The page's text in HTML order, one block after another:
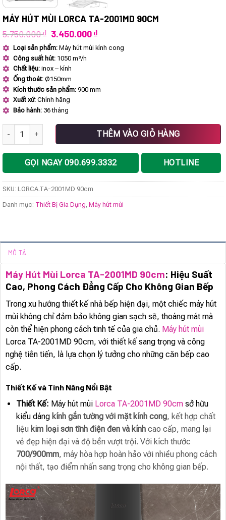
MÁY HÚT MÙI LORCA TA-2001MD 90CM
5.750.000₫ Giá
gốc
là:
5.750.000 ₫.
3.450.000₫Giá
hiện
tại
Loại sản phẩm: Máy hút mùi kính cong
Công suất hút: 1050 m³/h
Chất liệu: inox – kính
Ống thoát: Ø150mm
Kích thước sản phẩm: 900 mm
Xuất xứ: Chính hãng
Bảo hành: 36 tháng
Máy hút mùi LORCA TA-2001MD 90cm số lượng
THÊM VÀO GIỎ HÀNG
GỌI NGAY 090.699.3332 HOTLINE
SKU: LORCA.TA-2001MD 90cm
Danh mục: Thiết Bị Gia Dụng Máy hút mùi
MÔ TẢ
Máy Hút Mùi Lorca TA-2001MD 90cm: Hiệu Suất
Cao, Phong Cách Đẳng Cấp Cho Không Gian Bếp
Trong xu hướng thiết kế nhà bếp hiện đại, một chiếc máy hút
mùi không chỉ đảm bảo không gian sạch sẽ, thoáng mát mà
còn thể hiện phong cách tinh tế của gia chủ. Máy hút mùi
Lorca TA-2001MD 90cm, với thiết kế sang trọng và công
nghệ tiên tiến, là lựa chọn lý tưởng cho những căn bếp cao
cấp.
Thiết Kế và Tính Năng Nổi Bật
Thiết Kế: Máy hút mùi Lorca TA-2001MD 90cmsở hữu
kiểu dáng kính gắn tường với mặt kính cong, kết hợp chất
liệu kim loại sơn tĩnh điện đen và kínhcao cấp, mang lại
vẻ đẹp hiện đại và độ bền vượt trội. Với kích thước
700/900mm, máy hòa hợp hoàn hảo với nhiều phong cách
nội thất, tạo điểm nhấn sang trọng cho không gian bếp.